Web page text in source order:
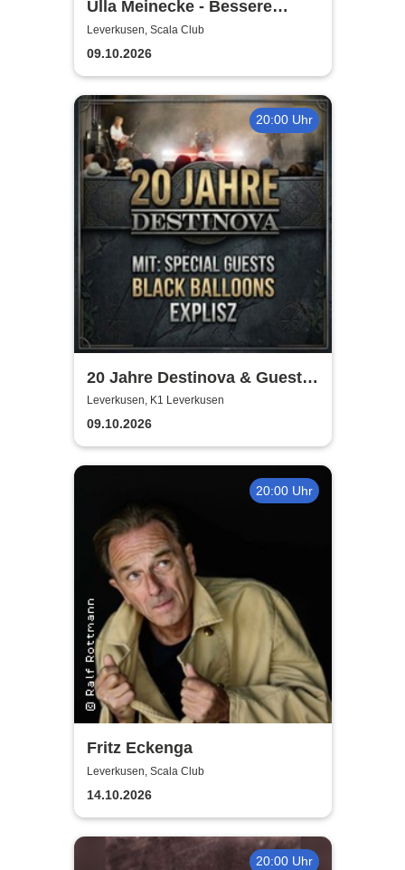
Ulla Meinecke - Bessere
Zeiten Tour
Leverkusen, Scala Club
09.10.2026
20:00 Uhr
20 Jahre Destinova & Guests
| Explisz & Black Balloons
Leverkusen, K1 Leverkusen
09.10.2026
20:00 Uhr
Fritz Eckenga
Leverkusen, Scala Club
14.10.2026
20:00 Uhr